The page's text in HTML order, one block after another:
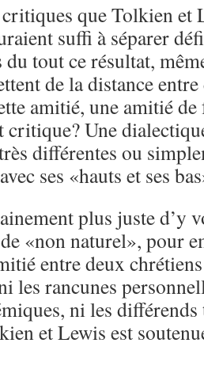
que Tolkien et
suffi à séparer
du tout ce résultat,
de la distance
amitié, une amitié
critique? Une
différentes ou
ses «hauts et ses
plus juste d’y
«non naturel», pour
entre deux
les rancunes
ni les
et Lewis est